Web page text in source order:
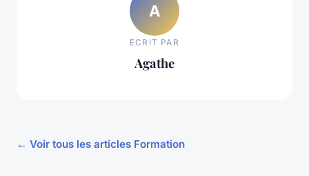
A
ECRIT PAR
Agathe
← Voir tous les articles Formation